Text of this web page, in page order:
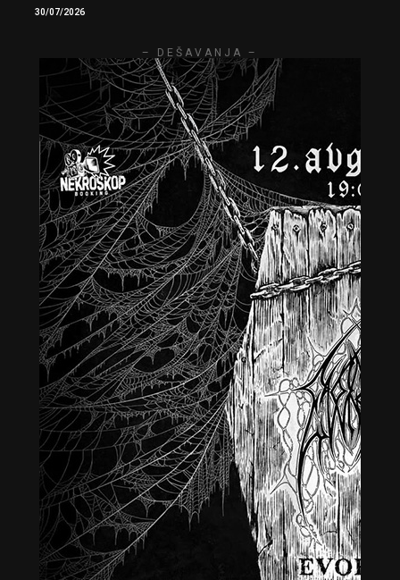
30/07/2026
– DEŠAVANJA –